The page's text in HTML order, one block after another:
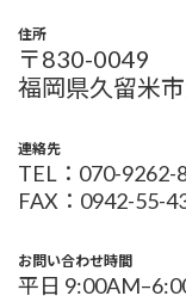
住所
〒830-0049
福岡県久留米
連絡先
TEL：070-9262-
FAX：0942-55-
お問い合わせ時間
平日